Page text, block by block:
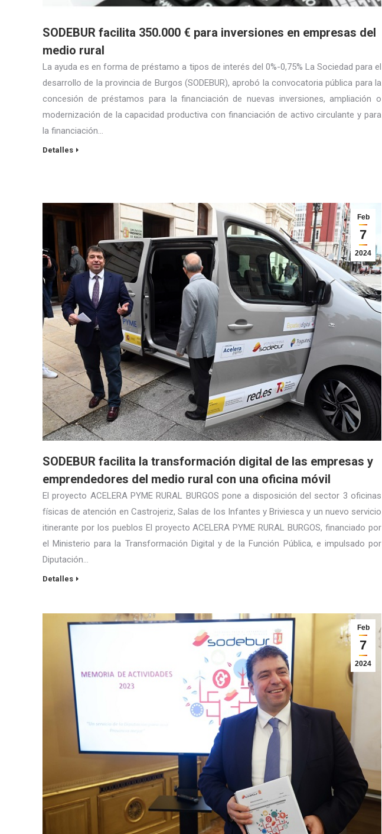
SODEBUR facilita 350.000 € para inversiones en empresas del
medio rural
La ayuda es en forma de préstamo a tipos de interés del 0%-0,75% La Sociedad para el
desarrollo de la provincia de Burgos (SODEBUR), aprobó la convocatoria pública para la
concesión de préstamos para la financiación de nuevas inversiones, ampliación o
modernización de la capacidad productiva con financiación de activo circulante y para
la financiación…
Detalles
Feb
7
2024
SODEBUR facilita la transformación digital de las empresas y
emprendedores del medio rural con una oficina móvil
El proyecto ACELERA PYME RURAL BURGOS pone a disposición del sector 3 oficinas
físicas de atención en Castrojeriz, Salas de los Infantes y Briviesca y un nuevo servicio
itinerante por los pueblos El proyecto ACELERA PYME RURAL BURGOS, financiado por
el Ministerio para la Transformación Digital y de la Función Pública, e impulsado por
Diputación…
Detalles
Feb
7
2024